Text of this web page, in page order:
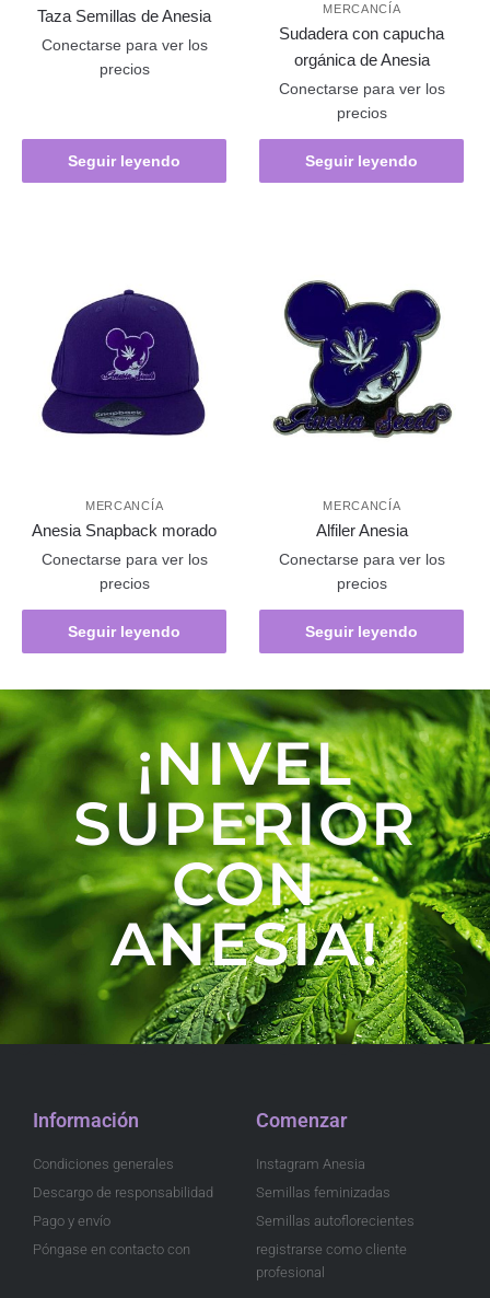
Taza Semillas de Anesia
Conectarse para ver los
precios
Seguir leyendo
MERCANCÍA
Sudadera con capucha
orgánica de Anesia
Conectarse para ver los
precios
Seguir leyendo
MERCANCÍA
Anesia Snapback morado
Conectarse para ver los
precios
Seguir leyendo
MERCANCÍA
Alfiler Anesia
Conectarse para ver los
precios
Seguir leyendo
¡NIVEL
SUPERIOR
CON
ANESIA!
Información
Condiciones generales
Descargo de responsabilidad
Pago y envío
Póngase en contacto con
Comenzar
Instagram Anesia
Semillas feminizadas
Semillas autoflorecientes
registrarse como cliente
profesional